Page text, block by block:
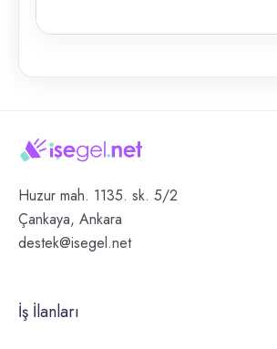
Huzur mah. 1135. sk. 5/2
Çankaya, Ankara
destek@isegel.net
İş İlanları